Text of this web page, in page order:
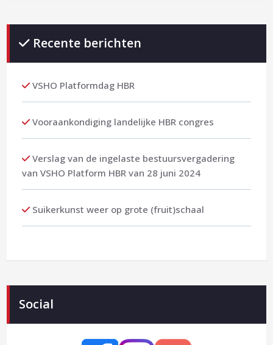
Recente berichten
VSHO Platformdag HBR
Vooraankondiging landelijke HBR congres
Verslag van de ingelaste bestuursvergadering
van VSHO Platform HBR van 28 juni 2024
Suikerkunst weer op grote (fruit)schaal
Social